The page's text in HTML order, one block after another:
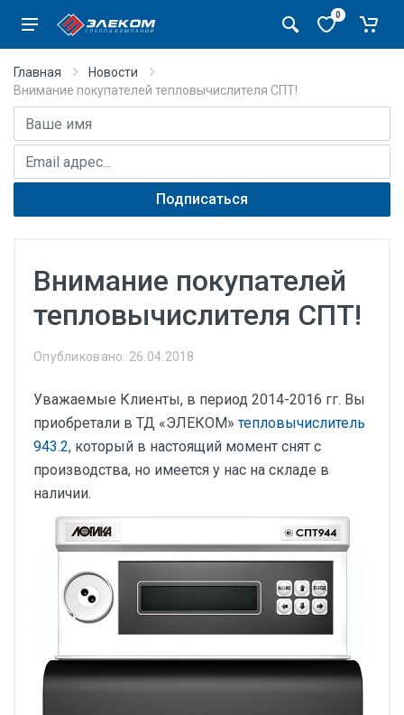
0
Главная
Новости
Внимание покупателей тепловычислителя СПТ!
Имя
E-mail адрес
Подписаться
Внимание покупателей
тепловычислителя СПТ!
Опубликовано: 26.04.2018
Уважаемые Клиенты, в период 2014-2016 гг. Вы
приобретали в ТД «ЭЛЕКОМ»тепловычислитель
943.2, который в настоящий момент снят с
производства, но имеется у нас на складе в
наличии.